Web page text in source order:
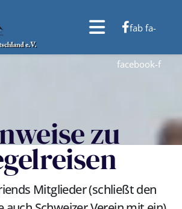
fab fa-
facebook-f
zu
Mitglieder (schließt den